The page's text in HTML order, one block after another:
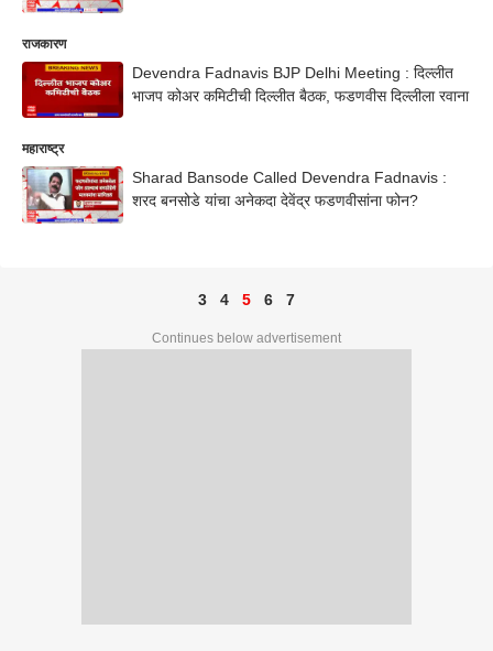
राजकारण
Devendra Fadnavis BJP Delhi Meeting : दिल्लीत
भाजप कोअर कमिटीची दिल्लीत बैठक, फडणवीस दिल्लीला रवाना
महाराष्ट्र
Sharad Bansode Called Devendra Fadnavis :
शरद बनसोडे यांचा अनेकदा देवेंद्र फडणवीसांना फोन?
3 4 5 6 7
Continues below advertisement